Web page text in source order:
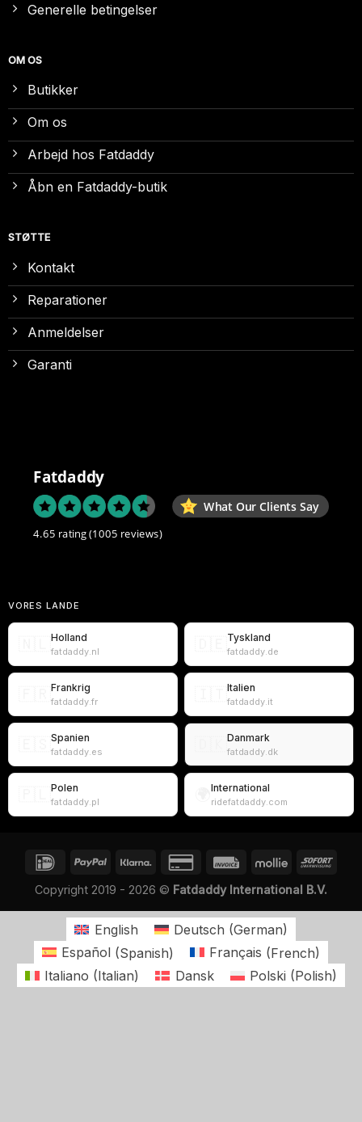
Generelle betingelser
OM OS
Butikker
Om os
Arbejd hos Fatdaddy
Åbn en Fatdaddy-butik
STØTTE
Kontakt
Reparationer
Anmeldelser
Garanti
Fatdaddy
What Our Clients Say
4.65 rating(1005 reviews)
VORES LANDE
Holland
fatdaddy.nl
Tyskland
fatdaddy.de
Frankrig
fatdaddy.fr
Italien
fatdaddy.it
Spanien
fatdaddy.es
Danmark
fatdaddy.dk
Polen
fatdaddy.pl
International
ridefatdaddy.com
Copyright 2019 - 2026 © Fatdaddy International B.V.
English Deutsch (German)
Español (Spanish) Français (French)
Italiano (Italian) Dansk Polski (Polish)